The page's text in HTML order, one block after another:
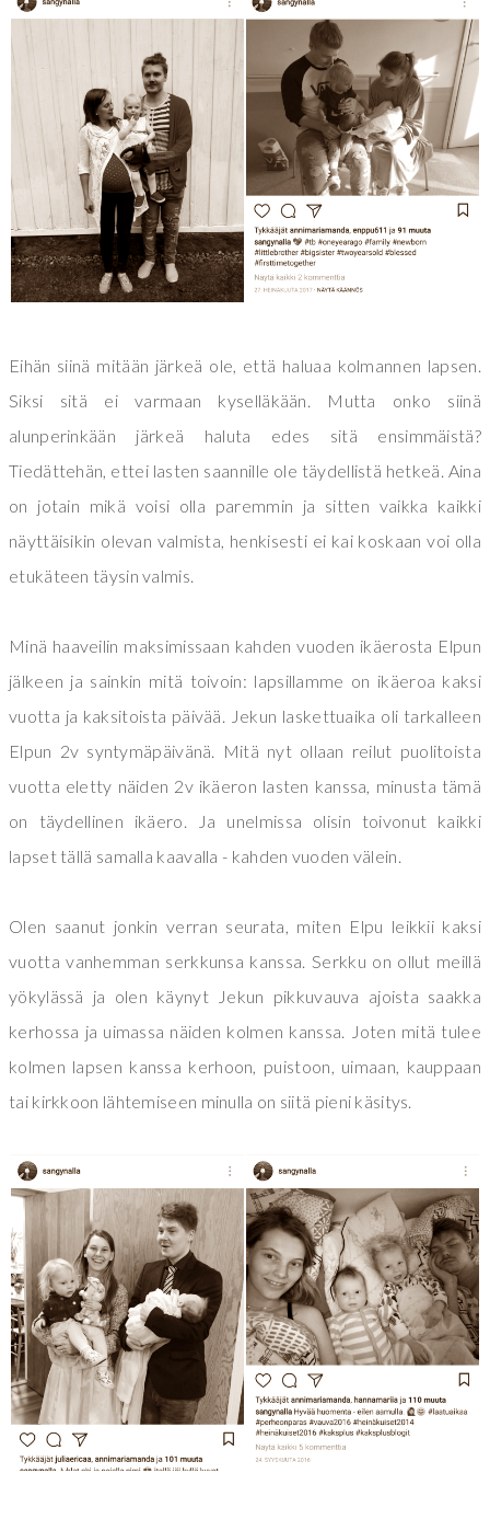
Eihän siinä mitään järkeä ole, että haluaa kolmannen lapsen.
Siksi sitä ei varmaan kyselläkään. Mutta onko siinä
alunperinkään järkeä haluta edes sitä ensimmäistä?
Tiedättehän, ettei lasten saannille ole täydellistä hetkeä. Aina
on jotain mikä voisi olla paremmin ja sitten vaikka kaikki
näyttäisikin olevan valmista, henkisesti ei kai koskaan voi olla
etukäteen täysin valmis.
Minä haaveilin maksimissaan kahden vuoden ikäerosta Elpun
jälkeen ja sainkin mitä toivoin: lapsillamme on ikäeroa kaksi
vuotta ja kaksitoista päivää. Jekun laskettuaika oli tarkalleen
Elpun 2v syntymäpäivänä. Mitä nyt ollaan reilut puolitoista
vuotta eletty näiden 2v ikäeron lasten kanssa, minusta tämä
on täydellinen ikäero. Ja unelmissa olisin toivonut kaikki
lapset tällä samalla kaavalla - kahden vuoden välein.
Olen saanut jonkin verran seurata, miten Elpu leikkii kaksi
vuotta vanhemman serkkunsa kanssa. Serkku on ollut meillä
yökylässä ja olen käynyt Jekun pikkuvauva ajoista saakka
kerhossa ja uimassa näiden kolmen kanssa. Joten mitä tulee
kolmen lapsen kanssa kerhoon, puistoon, uimaan, kauppaan
tai kirkkoon lähtemiseen minulla on siitä pieni käsitys.